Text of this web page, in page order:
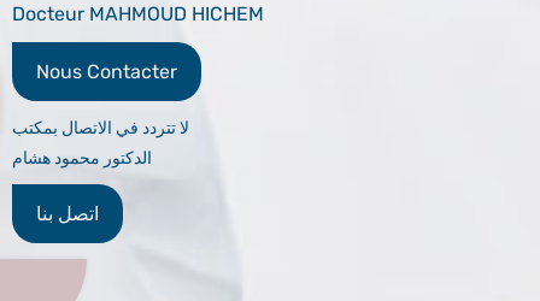
Docteur MAHMOUD HICHEM
Nous Contacter
لا تتردد في الاتصال بمكتب
الدكتور محمود هشام
اتصل بنا